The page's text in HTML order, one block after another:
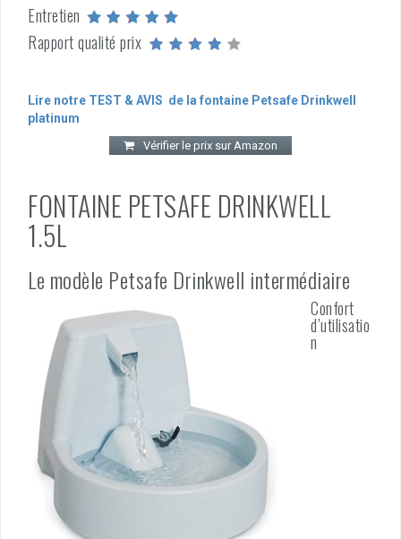
Entretien
Rapport qualité prix
Lire notre TEST & AVIS de la fontaine Petsafe Drinkwell
platinum
Vérifier le prix sur Amazon
FONTAINE PETSAFE DRINKWELL
1.5L
Le modèle Petsafe Drinkwell intermédiaire
Confort
d’utilisatio
n